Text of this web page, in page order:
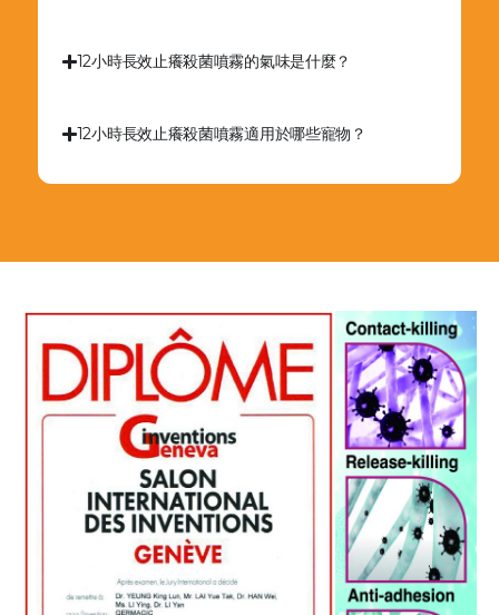
12小時長效止癢殺菌噴霧的氣味是什麼？
12小時長效止癢殺菌噴霧適用於哪些寵物？